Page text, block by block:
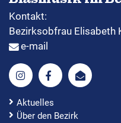
Kontakt:
Bezirksobfrau Elisabeth
e-mail
Aktuelles
Über den Bezirk